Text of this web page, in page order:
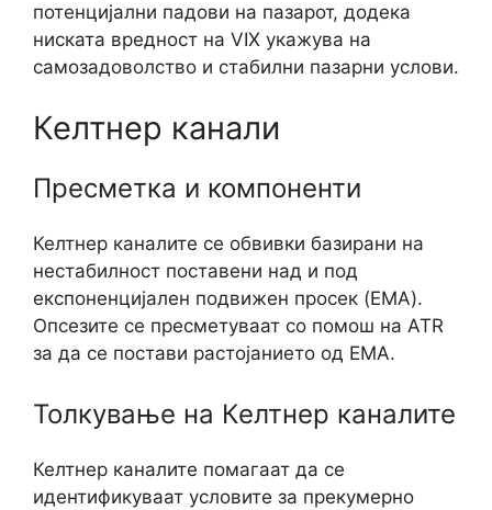
потенцијални падови на пазарот, додека
ниската вредност на VIX укажува на
самозадоволство и стабилни пазарни услови.
Келтнер канали
Пресметка и компоненти
Келтнер каналите се обвивки базирани на
нестабилност поставени над и под
експоненцијален подвижен просек (EMA).
Опсезите се пресметуваат со помош на ATR
за да се постави растојанието од EMA.
Толкување на Келтнер каналите
Келтнер каналите помагаат да се
идентификуваат условите за прекумерно